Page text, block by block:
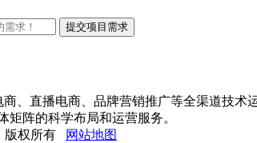
、直播电商、品牌营销推广等全渠道技术
矩阵的科学布局和运营服务。
版权所有
网站地图